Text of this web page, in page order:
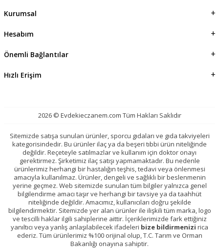
Kurumsal
Hesabım
Önemli Bağlantılar
Hızlı Erişim
2026 © Evdekieczanem.com Tüm Hakları Saklıdır
Sitemizde satışa sunulan ürünler, sporcu gıdaları ve gıda takviyeleri
kategorisindedir. Bu ürünler ilaç ya da beşeri tıbbi ürün niteliğinde
değildir. Reçeteyle satılmazlar ve kullanım için doktor onayı
gerektirmez. Şirketimiz ilaç satışı yapmamaktadır. Bu nedenle
ürünlerimiz herhangi bir hastalığın teşhis, tedavi veya önlenmesi
amacıyla kullanılmaz. Ürünler, dengeli ve sağlıklı bir beslenmenin
yerine geçmez. Web sitemizde sunulan tüm bilgiler yalnızca genel
bilgilendirme amacı taşır ve herhangi bir tavsiye ya da taahhüt
niteliğinde değildir. Amacımız, kullanıcıları doğru şekilde
bilgilendirmektir. Sitemizde yer alan ürünler ile ilişkili tüm marka, logo
ve tescilli haklar ilgili sahiplerine aittir. İçeriklerimizde fark ettiğiniz
yanıltıcı veya yanlış anlaşılabilecek ifadeleri bize bildirmenizi rica
ederiz. Tüm ürünlerimiz %100 orijinal olup, T.C. Tarım ve Orman
Bakanlığı onayına sahiptir.